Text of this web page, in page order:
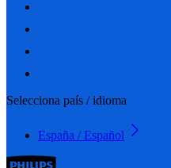
Selecciona país / idioma
España / Español